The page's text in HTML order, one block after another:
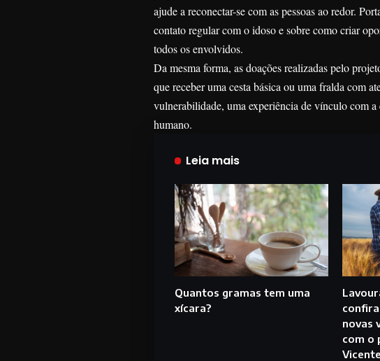
ajude a reconectar-se com as pessoas ao redor.
contato regular com o idoso e sobre como criar
todos os envolvidos.
Da mesma forma, as doações realizadas pelo
que receber uma cesta básica ou uma fralda com
vulnerabilidade, uma experiência de vínculo com
humano.
Leia mais
Quantos gramas tem uma
xícara?
novas
com o